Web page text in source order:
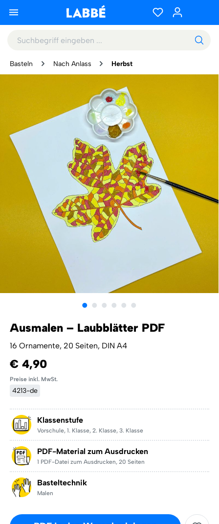
Basteln Nach Anlass Herbst
Ausmalen – Laubblätter PDF
16 Ornamente, 20 Seiten, DIN A4
€ 4,90
Preise inkl. MwSt.
4213-de
Klassenstufe
Vorschule, 1. Klasse, 2. Klasse, 3. Klasse
PDF-Material zum Ausdrucken
1 PDF-Datei zum Ausdrucken, 20 Seiten
Basteltechnik
Malen